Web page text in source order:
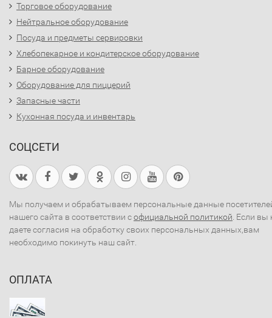
Торговое оборудование
Нейтральное оборудование
Посуда и предметы сервировки
Хлебопекарное и кондитерское оборудование
Барное оборудование
Оборудование для пиццерий
Запасные части
Кухонная посуда и инвентарь
СОЦСЕТИ
Мы получаем и обрабатываем персональные данные
нашего сайта в соответствии софициальной политикой . Если вы
даете согласия на обработку своих персональных данных,вам
необходимо покинуть наш сайт.
ОПЛАТА